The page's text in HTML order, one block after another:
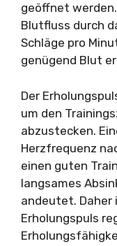
geöffnet
Blutfluss durch
Schläge pro
genügend Blut
Der
um den
abzustecken.
Herzfrequenz
einen guten
langsames
andeutet. Daher
Erholungspuls